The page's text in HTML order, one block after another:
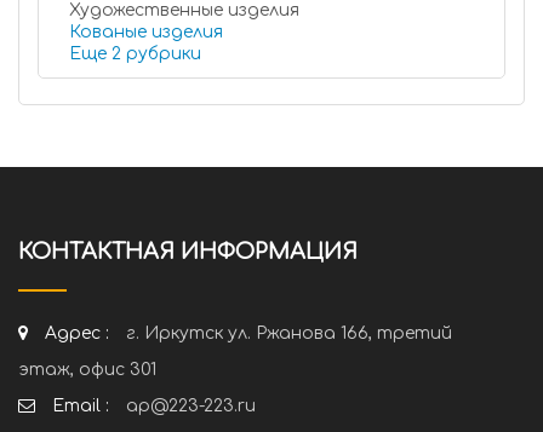
Художественные изделия
Кованые изделия
Еще 2 рубрики
КОНТАКТНАЯ ИНФОРМАЦИЯ
Адрес :
г. Иркутск ул. Ржанова 166, третий
этаж, офис 301
Email :
ap@223-223.ru